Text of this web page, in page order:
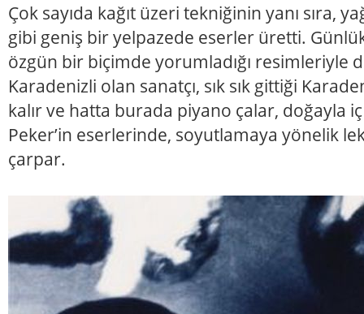
Çok sayıda kağıt üzeri tekniğinin yanı sıra,
gibi geniş bir yelpazede eserler üretti.
özgün bir biçimde yorumladığı resimleriyle
Karadenizli olan sanatçı, sık sık gittiği
kalır ve hatta burada piyano çalar, doğayla
Peker’in eserlerinde, soyutlamaya yönelik
çarpar.